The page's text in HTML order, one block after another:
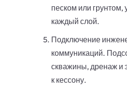
песком или
каждый слой.
Подключение
коммуникаций.
скважины, дренаж и
к кессону.